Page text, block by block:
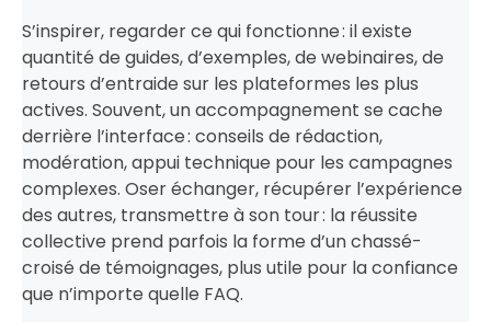
S’inspirer, regarder ce qui fonctionne : il existe
quantité de guides, d’exemples, de webinaires, de
retours d’entraide sur les plateformes les plus
actives. Souvent, un accompagnement se cache
derrière l’interface : conseils de rédaction,
modération, appui technique pour les campagnes
complexes. Oser échanger, récupérer l’expérience
des autres, transmettre à son tour : la réussite
collective prend parfois la forme d’un chassé-
croisé de témoignages, plus utile pour la confiance
que n’importe quelle FAQ.